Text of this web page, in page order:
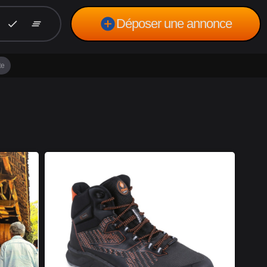
check clear_all add_circleDéposer une annonce